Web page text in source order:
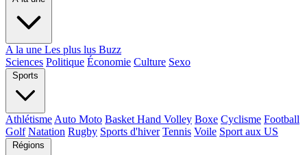
A la une Les plus lus Buzz
Sciences Politique Économie Culture Sexo
Sports
Athlétisme Auto Moto Basket Hand Volley Boxe Cyclisme Football
Golf Natation Rugby Sports d'hiver Tennis Voile Sport aux US
Régions